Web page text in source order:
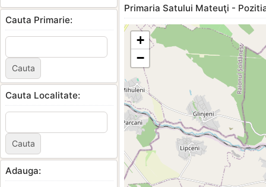
Cauta Primarie:
Cauta Localitate:
Adauga:
Primaria Satului Mateuţi -
+
−